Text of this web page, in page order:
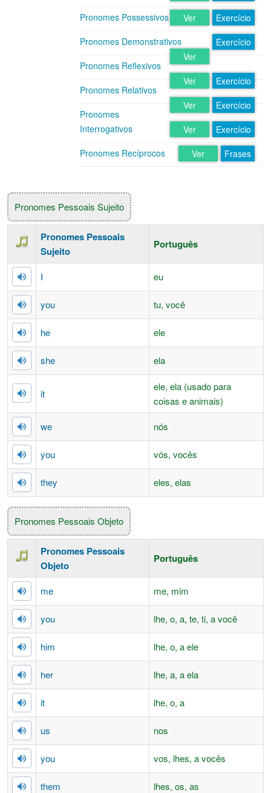
Pronomes Possessivos
Exercício
Ver
Pronomes Demonstrativos
Exercício
Ver
Pronomes Reflexivos
Exercício
Ver
Pronomes Relativos
Exercício
Ver
Pronomes
Interrogativos
Exercício
Ver
Pronomes Recíprocos
Frases
Ver
Pronomes Pessoais Sujeito
Pronomes Pessoais
Sujeito
Português
I eu
you tu, você
he ele
she ela
it
ele, ela (usado para
coisas e animais)
we
nós
you vós, vocês
they eles, elas
Pronomes Pessoais Objeto
Pronomes Pessoais
Objeto
Português
me me, mim
you lhe, o, a, te, ti, a você
him lhe, o, a ele
her lhe, a, a ela
it lhe, o, a
us nos
you vos, lhes, a vocês
them lhes, os, as